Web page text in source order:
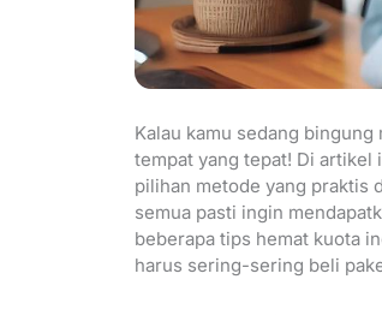
Kalau kamu sedang bingung
tempat yang tepat! Di artikel
pilihan metode yang praktis
semua pasti ingin
beberapa tips hemat kuota
harus sering-sering beli